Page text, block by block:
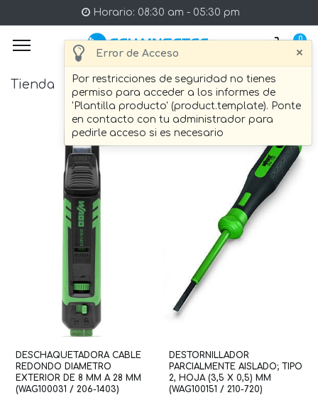
Error de Acceso ×
Por restricciones de seguridad no tienes
permiso para acceder a los informes de
'Plantilla producto' (product.template). Ponte
en contacto con tu administrador para
pedirle acceso si es necesario
Horario: 08:30 am - 05:30 pm
0
Tienda 11 artículo Encontrado.
DESCHAQUETADORA CABLE
REDONDO DIAMETRO
EXTERIOR DE 8 MM A 28 MM
(WAG100031 / 206-1403)
DESTORNILLADOR
PARCIALMENTE AISLADO; TIPO
2, HOJA (3,5 X 0,5) MM
(WAG100151 / 210-720)